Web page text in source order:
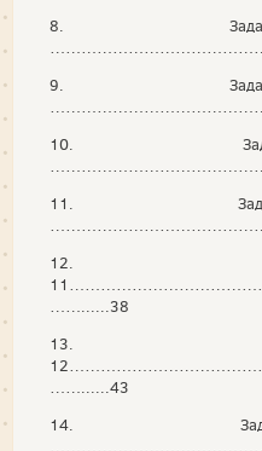
8.
9.
10.
11.
12.
……......38
13.
……......43
14.